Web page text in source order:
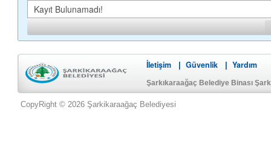
Kayıt Bulunamadı!
İletişim Güvenlik Yardım
Şarkıkaraağaç Belediye Binası
CopyRight © 2026 Şarkikaraağaç Belediyesi